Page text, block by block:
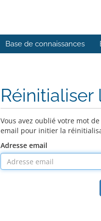
Base de connaissances
Vous avez oublié votre mot
email pour initier la
Adresse email